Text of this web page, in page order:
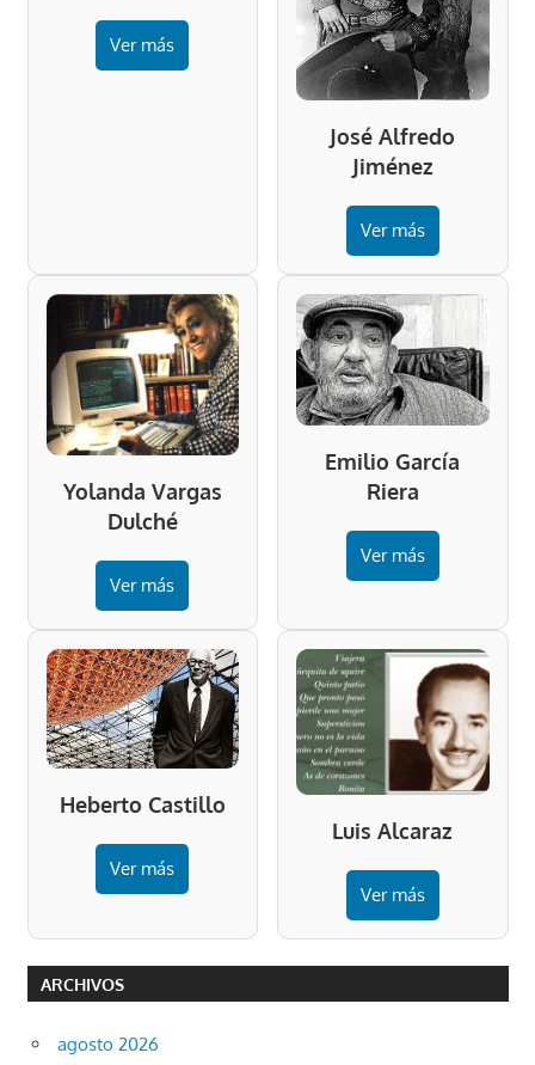
Ver más
José Alfredo
Jiménez
Ver más
Yolanda Vargas
Dulché
Ver más
Emilio García
Riera
Ver más
Heberto Castillo
Ver más
Luis Alcaraz
Ver más
ARCHIVOS
agosto 2026